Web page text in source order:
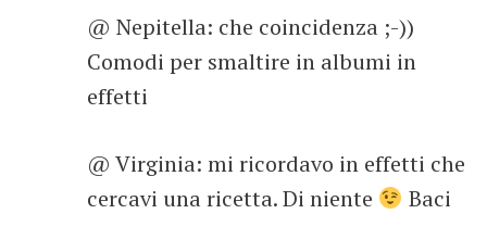
@ Nepitella: che coincidenza ;-))
Comodi per smaltire in albumi in
effetti
@ Virginia: mi ricordavo in effetti che
cercavi una ricetta. Di niente
Baci